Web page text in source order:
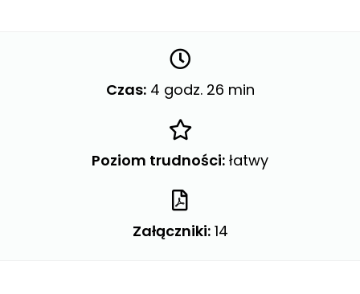
Czas:4 godz. 26 min
Poziom trudności: łatwy
Załączniki:14